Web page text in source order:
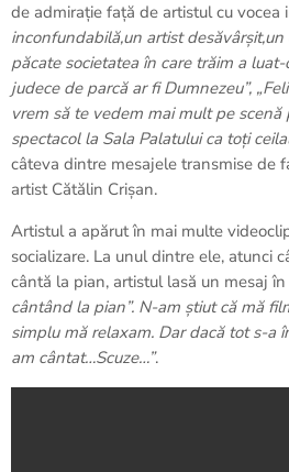
de admirație față de artistul cu vocea
inconfundabilă,un artist
păcate societatea în care trăim a
judece de parcă ar fi Dumnezeu”,
vrem să te vedem mai mult pe scenă
spectacol la Sala Palatului ca toți
câteva dintre mesajele transmise de
artist Cătălin Crișan.
Artistul a apărut în mai multe
socializare. La unul dintre ele, atunci
cântă la pian, artistul lasă un mesaj în
cântând la pian”. N-am știut că mă
simplu mă relaxam. Dar dacă tot s-a
am cântat…Scuze…”.